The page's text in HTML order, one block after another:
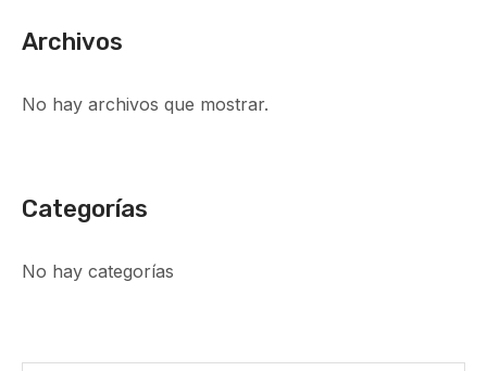
Archivos
No hay archivos que mostrar.
Categorías
No hay categorías